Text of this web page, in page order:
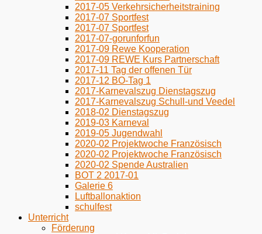
2017-05 Verkehrsicherheitstraining
2017-07 Sportfest
2017-07 Sportfest
2017-07-gorunforfun
2017-09 Rewe Kooperation
2017-09 REWE Kurs Partnerschaft
2017-11 Tag der offenen Tür
2017-12 BO-Tag 1
2017-Karnevalszug Dienstagszug
2017-Karnevalszug Schull-und Veedel
2018-02 Dienstagszug
2019-03 Karneval
2019-05 Jugendwahl
2020-02 Projektwoche Französisch
2020-02 Projektwoche Französisch
2020-02 Spende Australien
BOT 2 2017-01
Galerie 6
Luftballonaktion
schulfest
Unterricht
Förderung